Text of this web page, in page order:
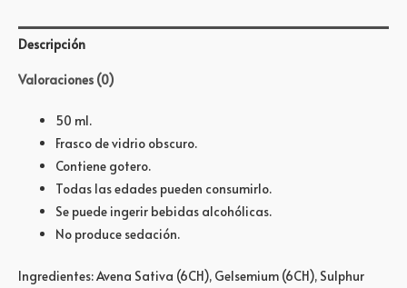
Descripción
Valoraciones (0)
50 ml.
Frasco de vidrio obscuro.
Contiene gotero.
Todas las edades pueden consumirlo.
Se puede ingerir bebidas alcohólicas.
No produce sedación.
Ingredientes: Avena Sativa (6CH), Gelsemium (6CH), Sulphur